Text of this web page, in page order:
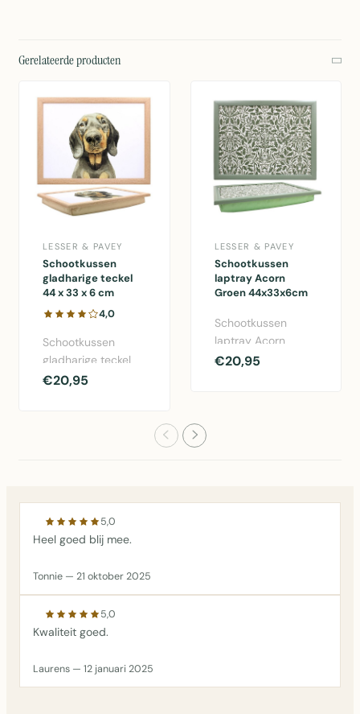
Gerelateerde producten
LESSER & PAVEY
Schootkussen
gladharige teckel
44 x 33 x 6 cm
4,0
Schootkussen
gladharige teckel
van Robert James
€20,95
LESSER & PAVEY
Schootkussen
laptray Acorn
Groen 44x33x6cm
Schootkussen
laptray Acorn
Groen - functioneel
€20,95
5,0
Heel goed blij mee.
Tonnie — 21 oktober 2025
5,0
Kwaliteit goed.
Laurens — 12 januari 2025